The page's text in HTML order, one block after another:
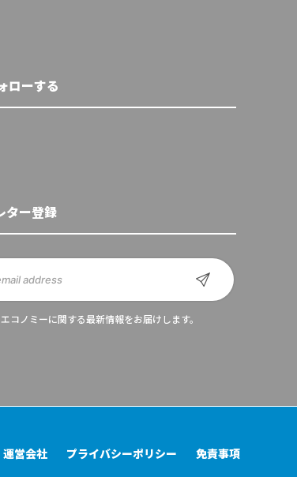
ローする
ター登録
コノミーに関する最新情報をお届けします。
運営会社 プライバシーポリシー 免責事項